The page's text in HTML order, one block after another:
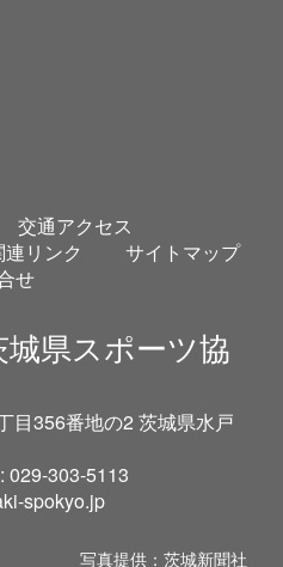
交通アクセス
連リンク
サイトマップ
せ
県スポーツ協
目356番地の2 茨城県水戸
029-303-5113
spokyo.jp
写真提供：茨城新聞社